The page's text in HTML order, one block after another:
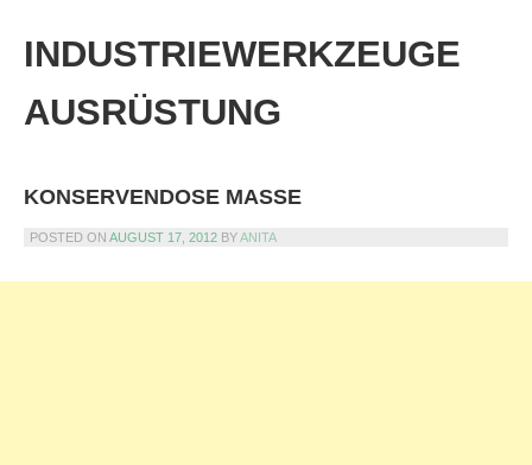
content
INDUSTRIEWERKZEUGE
AUSRÜSTUNG
KONSERVENDOSE MASSE
POSTED ON AUGUST 17, 2012 BYANITA